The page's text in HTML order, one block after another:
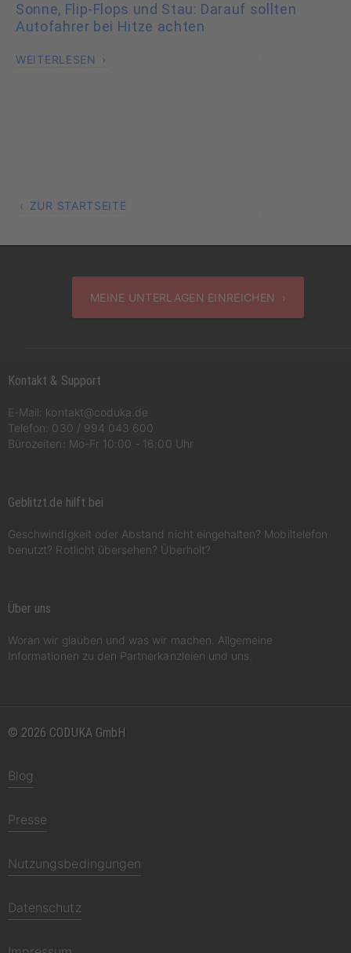
Sonne, Flip-Flops und Stau: Darauf sollten
Autofahrer bei Hitze achten
WEITERLESEN
ZUR STARTSEITE
MEINE UNTERLAGEN EINREICHEN ›
Kontakt & Support
E-Mail: kontakt@coduka.de
Telefon: 030 / 994 043 600
Bürozeiten: Mo-Fr 10:00 - 16:00 Uhr
Geblitzt.de hilft bei
Geschwindigkeit oder Abstand nicht eingehalten? Mobiltelefon
benutzt? Rotlicht übersehen? Überholt?
Über uns
Woran wir glauben und was wir machen. Allgemeine
Informationen zu den Partnerkanzleien und uns.
© 2026 CODUKA GmbH
Blog
Presse
Nutzungsbedingungen
Datenschutz